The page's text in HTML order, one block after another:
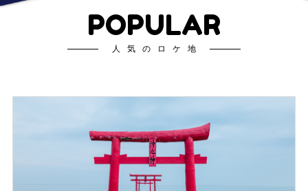
POPULAR
人気のロケ地